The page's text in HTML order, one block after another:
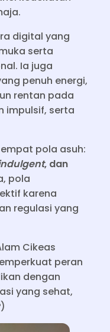
digital yang
serta
Ia juga
penuh energi,
rentan pada
impulsif, serta
pola asuh:
, dan
pola
karena
regulasi yang
Cikeas
peran
dengan
yang sehat,